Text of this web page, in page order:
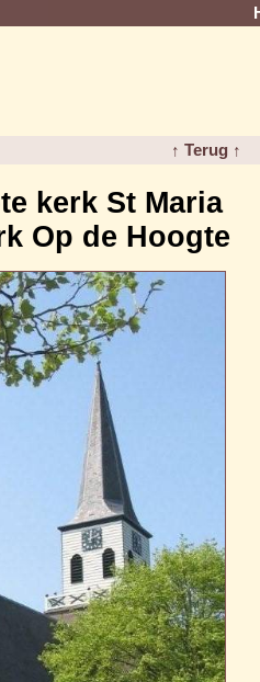
↑ Terug ↑
kerk St Maria
Op de Hoogte